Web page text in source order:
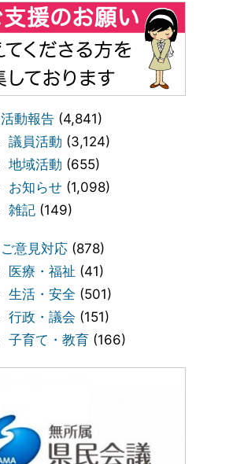
活動報告 (4,841)
議員活動 (3,124)
地域活動 (655)
お知らせ (1,098)
雑記 (149)
ご意見対応 (878)
医療・福祉 (41)
生活・安全 (501)
行政・議会 (151)
子育て・教育 (166)